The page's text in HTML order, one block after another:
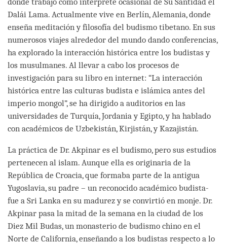
Dalái Lama. Actualmente vive en Berlín, Alemania, donde
enseña meditación y filosofía del budismo tibetano. En sus
numerosos viajes alrededor del mundo dando conferencias,
ha explorado la interacción histórica entre los budistas y
los musulmanes. Al llevar a cabo los procesos de
investigación para su libro en internet: “La interacción
histórica entre las culturas budista e islámica antes del
imperio mongol”, se ha dirigido a auditorios en las
universidades de Turquía, Jordania y Egipto, y ha hablado
con académicos de Uzbekistán, Kirjistán, y Kazajistán.
La práctica de Dr. Akpinar es el budismo, pero sus estudios
pertenecen al islam. Aunque ella es originaria de la
República de Croacia, que formaba parte de la antigua
Yugoslavia, su padre – un reconocido académico budista-
fue a Sri Lanka en su madurez y se convirtió en monje. Dr.
Akpinar pasa la mitad de la semana en la ciudad de los
Diez Mil Budas, un monasterio de budismo chino en el
Norte de California, enseñando a los budistas respecto a lo